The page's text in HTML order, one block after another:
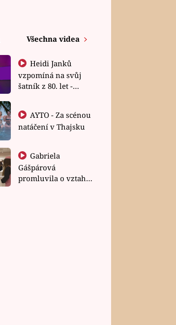
Všechna videa
Heidi Janků
vzpomíná na svůj
šatník z 80. let -
natáčení v Thajsku
Gabriela
Gášpárová
promluvila o vztahu